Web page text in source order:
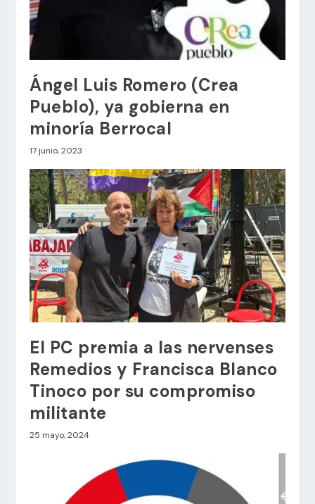
Ángel Luis Romero (Crea
Pueblo), ya gobierna en
minoría Berrocal
17 junio, 2023
El PC premia a las nervenses
Remedios y Francisca Blanco
Tinoco por su compromiso
militante
25 mayo, 2024